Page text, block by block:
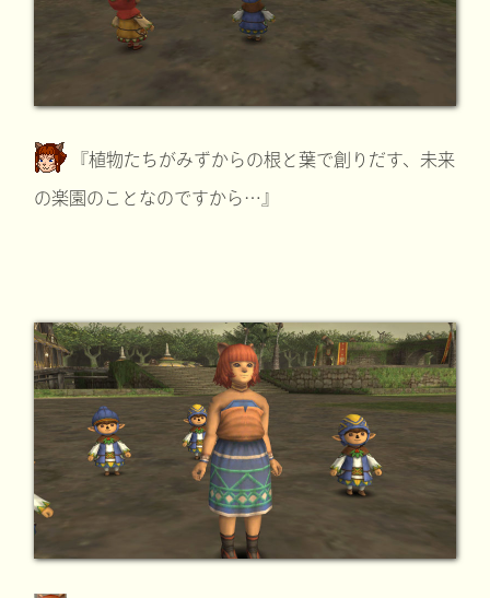
『植物たちがみずからの根と葉で創りだす、未来
の楽園のことなのですから…』